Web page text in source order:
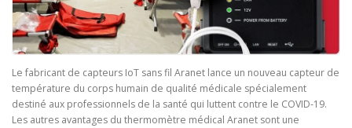
Le fabricant de capteurs IoT sans fil Aranet lance un nouveau capteur de
température du corps humain de qualité médicale spécialement
destiné aux professionnels de la santé qui luttent contre le COVID-19.
Les autres avantages du thermomètre médical Aranet sont une